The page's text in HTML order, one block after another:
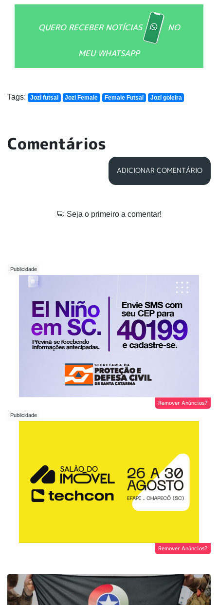
QUERO RECEBER NOTÍCIAS NO
MEU WHATSAPP
Tags: Jozi futsal Jozi Female Female Futsal Jozi goleira
Comentários
ADICIONAR COMENTÁRIO
Seja o primeiro a comentar!
Remover Anúncios?
Remover Anúncios?